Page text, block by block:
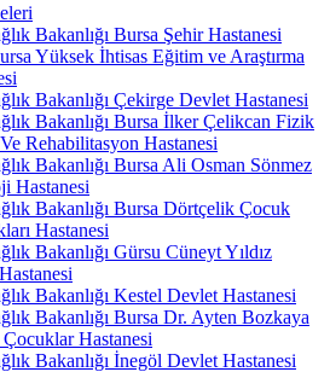
Bakanlığı Bursa Şehir Hastanesi
Yüksek İhtisas Eğitim ve Araştırma
Bakanlığı Çekirge Devlet Hastanesi
Bakanlığı Bursa İlker Çelikcan Fizik
Rehabilitasyon Hastanesi
Bakanlığı Bursa Ali Osman Sönmez
Hastanesi
Bakanlığı Bursa Dörtçelik Çocuk
Hastanesi
Bakanlığı Gürsu Cüneyt Yıldız
Bakanlığı Kestel Devlet Hastanesi
Bakanlığı Bursa Dr. Ayten Bozkaya
Çocuklar Hastanesi
Bakanlığı İnegöl Devlet Hastanesi